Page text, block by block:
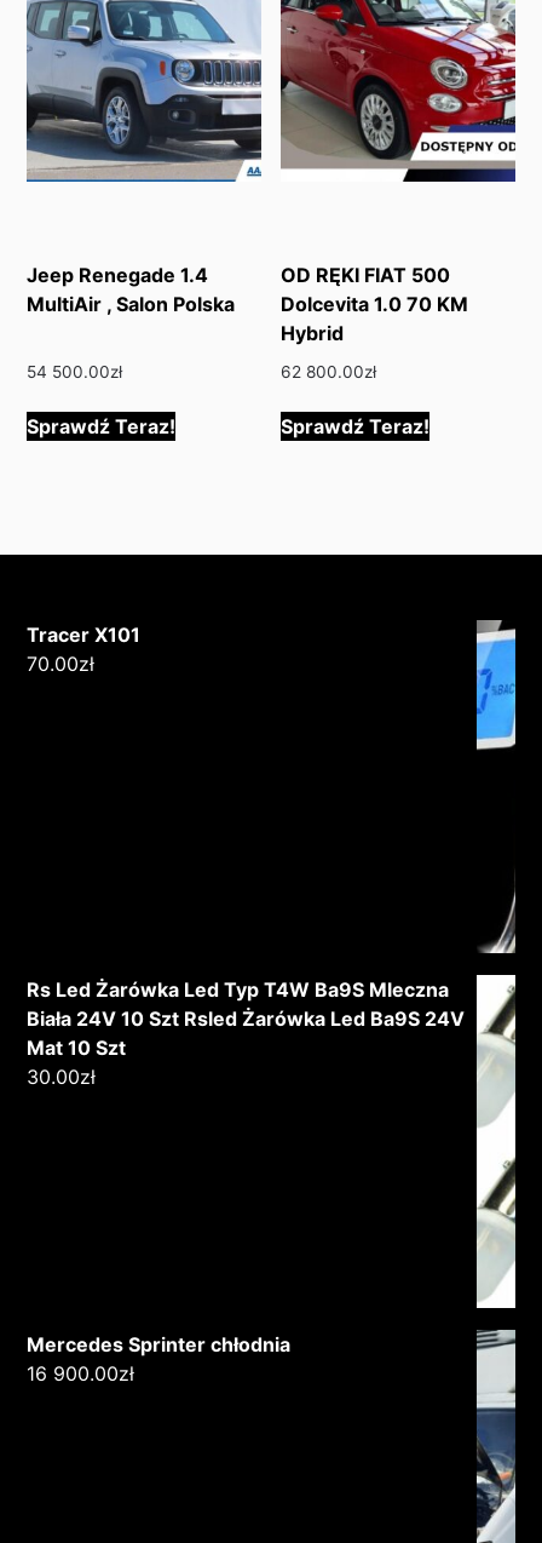
Jeep Renegade 1.4
MultiAir , Salon Polska
54 500.00zł
Sprawdź Teraz!
OD RĘKI FIAT 500
Dolcevita 1.0 70 KM
Hybrid
62 800.00zł
Sprawdź Teraz!
Tracer X101
70.00zł
Rs Led Żarówka Led Typ T4W Ba9S Mleczna
Biała 24V 10 Szt Rsled Żarówka Led Ba9S 24V
Mat 10 Szt
30.00zł
Mercedes Sprinter chłodnia
16 900.00zł